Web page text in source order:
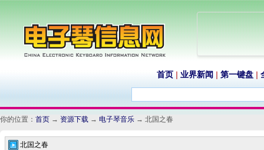
首页 | 业界新闻 | 第一键盘 |
你的位置： 首页 → 资源下载 → 电子琴音乐 → 北国之春
北国之春